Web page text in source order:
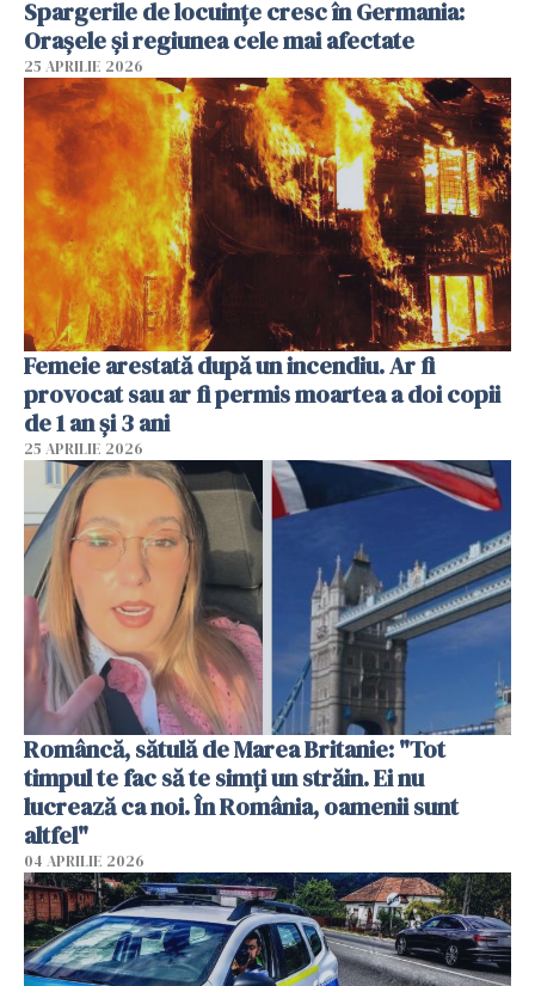
Spargerile de locuințe cresc în Germania:
Orașele și regiunea cele mai afectate
25 APRILIE 2026
Femeie arestată după un incendiu. Ar fi
provocat sau ar fi permis moartea a doi copii
de 1 an și 3 ani
25 APRILIE 2026
Româncă, sătulă de Marea Britanie: "Tot
timpul te fac să te simți un străin. Ei nu
lucrează ca noi. În România, oamenii sunt
altfel"
04 APRILIE 2026